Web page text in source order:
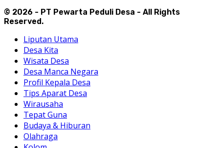
© 2026 - PT Pewarta Peduli Desa - All Rights
Reserved.
Liputan Utama
Desa Kita
Wisata Desa
Desa Manca Negara
Profil Kepala Desa
Tips Aparat Desa
Wirausaha
Tepat Guna
Budaya & Hiburan
Olahraga